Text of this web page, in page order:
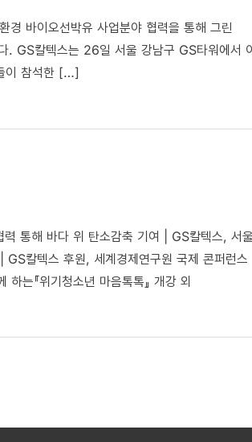
바이오선박유 사업분야 협력을 통해 그린
GS칼텍스는 26일 서울 강남구 GS타워에서
이 참석한 […]
통해 바다 위 탄소감축 기여 | GS칼텍스, 서
칼텍스 후원, 세계경제연구원 국제 콘퍼런스
는『위기청소년 마음톡톡』 개강 외